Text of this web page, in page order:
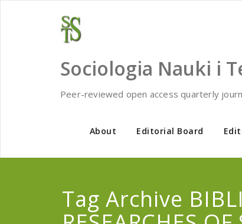
Sociologia Nauki i
Peer-reviewed open access quarterly
About Editorial Board
Tag Archive